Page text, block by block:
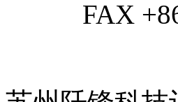
FAX +86-